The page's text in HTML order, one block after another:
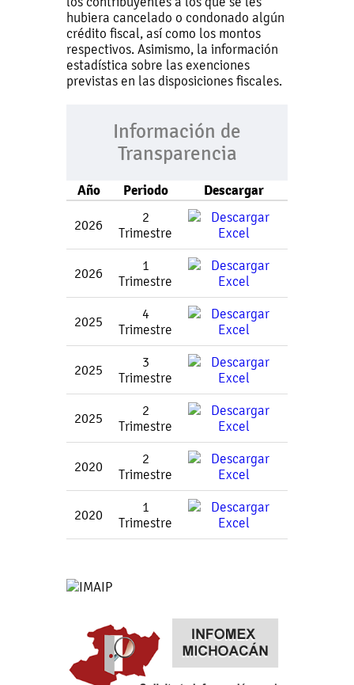
hubiera cancelado o condonado algún
crédito fiscal, así como los montos
respectivos. Asimismo, la información
estadística sobre las exenciones
previstas en las disposiciones fiscales.
Información de
Transparencia
Año Periodo Descargar
2026
2
Trimestre
2026
1
Trimestre
2025
4
Trimestre
2025
3
Trimestre
2025
2
Trimestre
2020
2
Trimestre
2020
1
Trimestre